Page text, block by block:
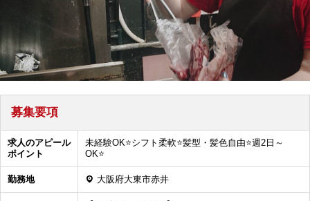
募集要項
求人のアピール
ポイント
未経験OK⭐️シフト柔軟⭐️髪型・髪色自由⭐️週2日～
OK⭐️
勤務地 大阪府大東市赤井